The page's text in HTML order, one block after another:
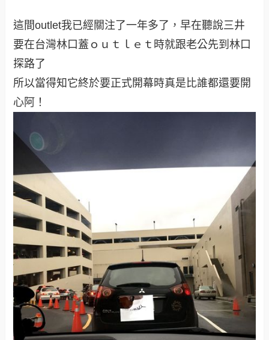
這間outlet我已經關注了一年多了，早在聽說三井
要在台灣林口蓋ｏｕｔｌｅｔ時就跟老公先到林口
探路了
所以當得知它終於要正式開幕時真是比誰都還要開
心阿！